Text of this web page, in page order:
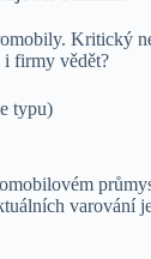
Kritický
i firmy vědět?
typu)
varování